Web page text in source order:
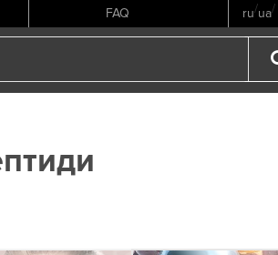
FAQ ru/ua/